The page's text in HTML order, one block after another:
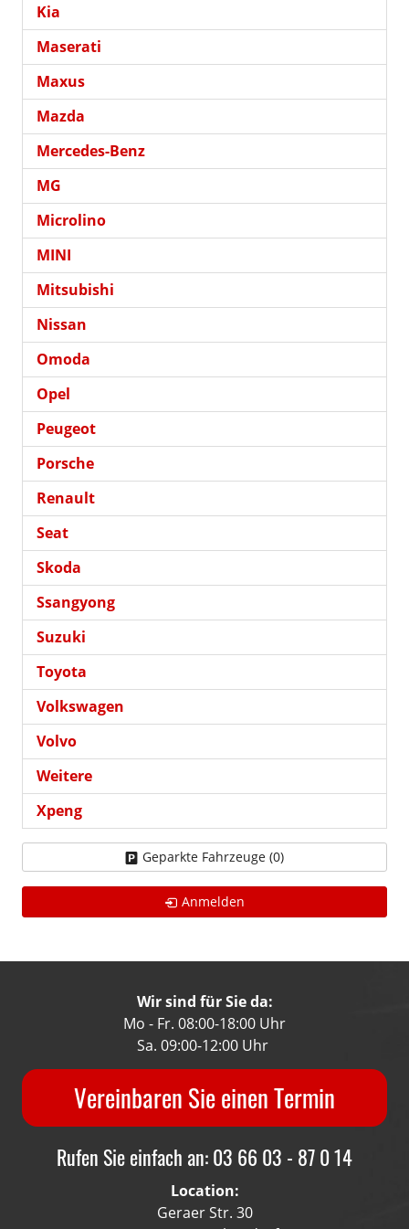
Kia
Maserati
Maxus
Mazda
Mercedes-Benz
MG
Microlino
MINI
Mitsubishi
Nissan
Omoda
Opel
Peugeot
Porsche
Renault
Seat
Skoda
Ssangyong
Suzuki
Toyota
Volkswagen
Volvo
Weitere
Xpeng
Geparkte Fahrzeuge (0)
Anmelden
Wir sind für Sie da:
Mo - Fr. 08:00-18:00 Uhr
Sa. 09:00-12:00 Uhr
Vereinbaren Sie einen Termin
Rufen Sie einfach an: 03 66 03 - 87 0 14
Location:
Geraer Str. 30